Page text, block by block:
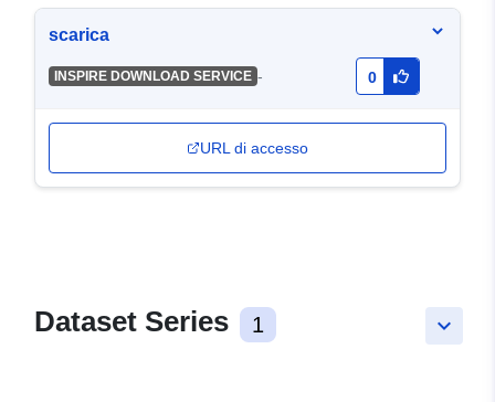
scarica
INSPIRE DOWNLOAD SERVICE - 0
URL di accesso
keyboard_arrow_down
Dataset Series 1